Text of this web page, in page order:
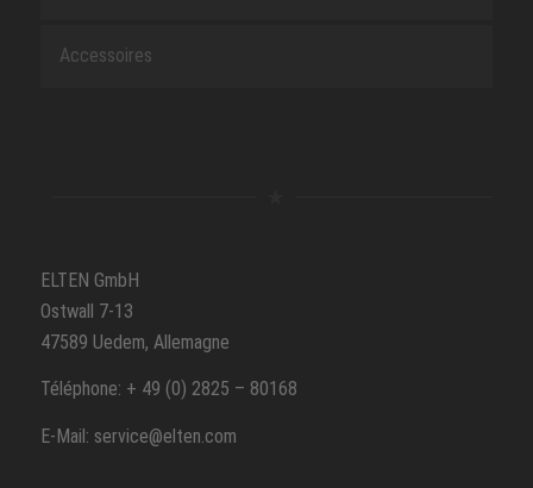
Accessoires
ELTEN GmbH
Ostwall 7-13
47589 Uedem, Allemagne
Téléphone: + 49 (0) 2825 – 80168
E-Mail: service@elten.com